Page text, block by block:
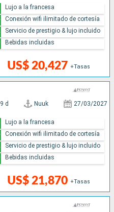
US$ 20,427 +Tasas
Lujo a la francesa
Conexión wifi ilimitado de cortesía
Servicio de prestigio & lujo incluido
Bebidas incluidas
9 d Nuuk 27/03/2027
US$ 21,870 +Tasas
Lujo a la francesa
Conexión wifi ilimitado de cortesía
Servicio de prestigio & lujo incluido
Bebidas incluidas